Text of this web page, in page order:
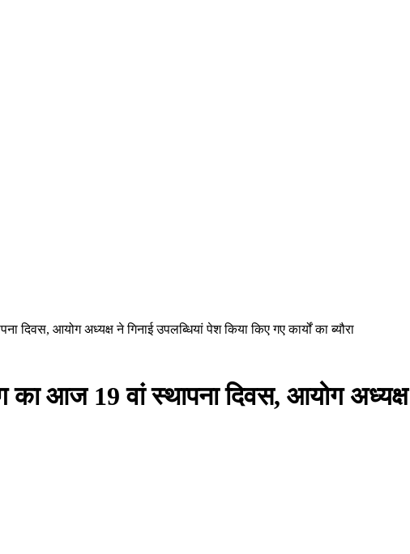
दिवस, आयोग अध्यक्ष ने गिनाई उपलब्धियां पेश किया किए गए कार्यों का ब्यौरा
का आज 19 वां स्थापना दिवस, आयोग अध्यक्ष